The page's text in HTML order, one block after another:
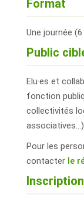
Format
Une journée
Public
Elu·es et
fonction
collectivités
Pour les
contacter le